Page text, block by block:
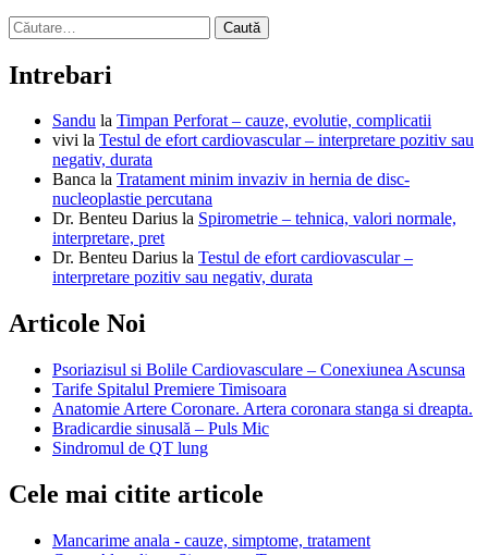
Caută
după:
Intrebari
Sandu la Timpan Perforat – cauze, evolutie, complicatii
vivi la Testul de efort cardiovascular – interpretare pozitiv sau
negativ, durata
Banca la Tratament minim invaziv in hernia de disc-
nucleoplastie percutana
Dr. Benteu Darius la Spirometrie – tehnica, valori normale,
interpretare, pret
Dr. Benteu Darius la Testul de efort cardiovascular –
interpretare pozitiv sau negativ, durata
Articole Noi
Psoriazisul si Bolile Cardiovasculare – Conexiunea Ascunsa
Tarife Spitalul Premiere Timisoara
Anatomie Artere Coronare. Artera coronara stanga si dreapta.
Bradicardie sinusală – Puls Mic
Sindromul de QT lung
Cele mai citite articole
Mancarime anala - cauze, simptome, tratament